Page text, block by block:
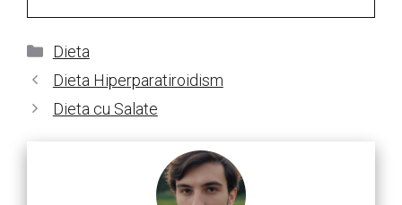
Categorii
Dieta
Dieta Hiperparatiroidism
Dieta cu Salate